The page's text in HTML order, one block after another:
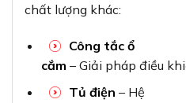
chất lượng khác:
Công tắc ổ
cắm – Giải pháp điều
Tủ điện – Hệ